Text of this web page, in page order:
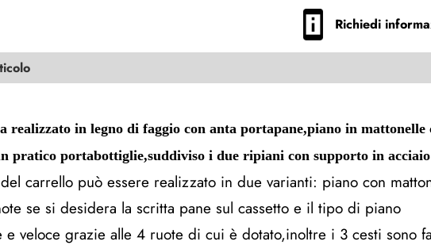
Richiedi
in legno di faggio con anta portapane,piano in mattonelle
pratico portabottiglie,suddiviso i due ripiani con supporto in
carrello può essere realizzato in due varianti: piano con
se si desidera la scritta pane sul cassetto e il tipo di piano
e veloce grazie alle 4 ruote di cui è dotato,inoltre i 3 cesti sono